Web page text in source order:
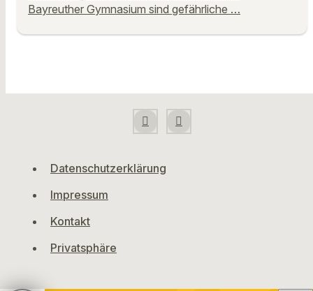
Bayreuther Gymnasium sind gefährliche …
Datenschutzerklärung
Impressum
Kontakt
Privatsphäre